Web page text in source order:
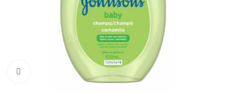
Haga Click para agrandar